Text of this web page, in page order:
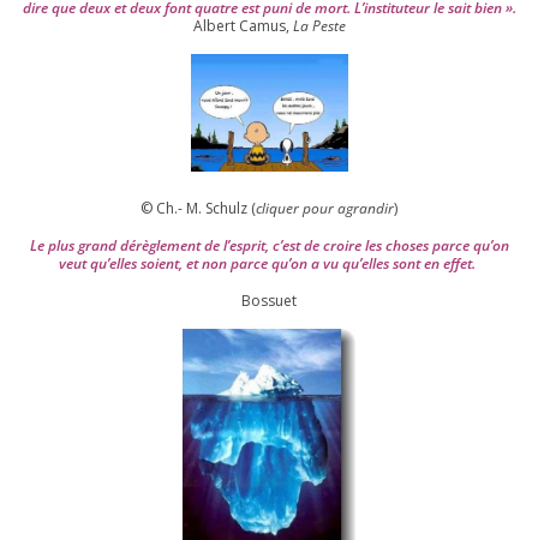
dire que deux et deux font quatre est puni de mort. L’instituteur le sait bien ».
Albert Camus, La Peste
© Ch.- M. Schulz (cli­quer pour agran­dir)
Le plus grand dérè­gle­ment de l’es­prit, c’est de croire les choses parce qu’on
veut qu’elles soient, et non parce qu’on a vu qu’elles sont en effet.
Bossuet